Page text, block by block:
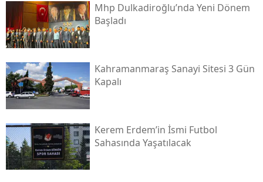
Mhp Dulkadiroğlu’nda Yeni Dönem
Başladı
Kahramanmaraş Sanayi Sitesi 3 Gün
Kapalı
Kerem Erdem’in İsmi Futbol
Sahasında Yaşatılacak